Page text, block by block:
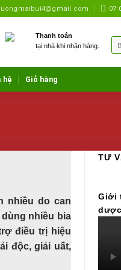
Thanh toán
tại nhà khi nhận hàng.
Tìm
hệ Giỏ hàng
TƯ
Giới
nhiều do can
nhiều bia
điều trị hiệu
độc, giải uất,